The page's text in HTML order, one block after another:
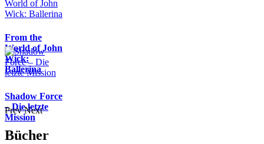
From the
World of John
Wick:
Ballerina
Shadow Force
– Die letzte
Mission
Prev Next
Bücher